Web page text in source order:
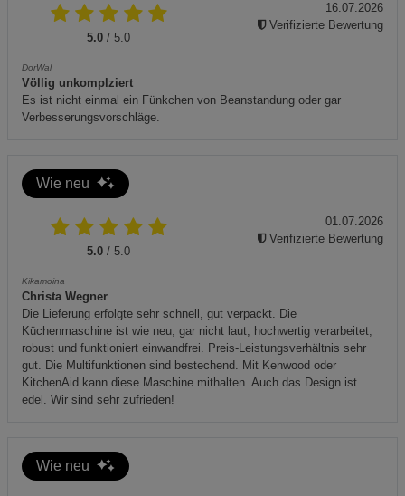
umweltgerecht entsorgen. Beachten Sie die örtlichen
Vorschriften.
5.0 / 5.0
DorWal
Völlig unkomplziert
Es ist nicht einmal ein Fünkchen von Beanstandung oder gar
Verbesserungsvorschläge.
16.07.2026
Verifizierte Bewertung
Wie neu
5.0 / 5.0
Kikamoina
Christa Wegner
Die Lieferung erfolgte sehr schnell, gut verpackt. Die
Küchenmaschine ist wie neu, gar nicht laut, hochwertig verarbeitet,
robust und funktioniert einwandfrei. Preis-Leistungsverhältnis sehr
gut. Die Multifunktionen sind bestechend. Mit Kenwood oder
KitchenAid kann diese Maschine mithalten. Auch das Design ist
edel. Wir sind sehr zufrieden!
01.07.2026
Verifizierte Bewertung
Wie neu